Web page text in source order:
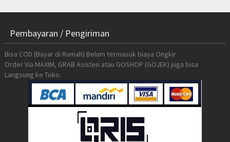
Pembayaran / Pengiriman
Bisa COD (Bayar di Rumah) Belum termasuk biaya Ongkir
Order Via MAXIM, GRAB Asisten atau GOSHOP (GOJEK) juga bisa
Langsung ke Toko.